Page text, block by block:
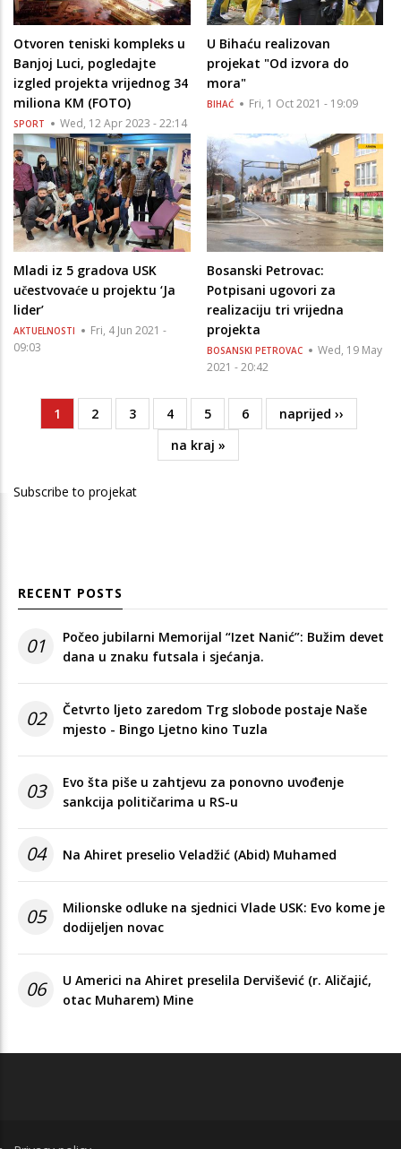
Otvoren teniski kompleks u
Banjoj Luci, pogledajte
izgled projekta vrijednog 34
miliona KM (FOTO)
SPORT Wed, 12 Apr 2023 - 22:14
U Bihaću realizovan
projekat "Od izvora do
mora"
BIHAĆ Fri, 1 Oct 2021 - 19:09
Mladi iz 5 gradova USK
učestvovaće u projektu ‘Ja
lider’
AKTUELNOSTI
Fri, 4 Jun 2021 -
09:03
Bosanski Petrovac:
Potpisani ugovori za
realizaciju tri vrijedna
projekta
BOSANSKI PETROVAC
Wed, 19 May
2021 - 20:42
Pagination
Current
page
1 Page
2 Page
3 Page
4 Page
5 Page
6
Next
page
naprijed ››
Last
page
na kraj »
Subscribe to projekat
RECENT POSTS
01
Počeo jubilarni Memorijal “Izet Nanić”: Bužim devet
dana u znaku futsala i sjećanja.
02
Četvrto ljeto zaredom Trg slobode postaje Naše
mjesto - Bingo Ljetno kino Tuzla
03
Evo šta piše u zahtjevu za ponovno uvođenje
sankcija političarima u RS-u
04 Na Ahiret preselio Veladžić (Abid) Muhamed
05
Milionske odluke na sjednici Vlade USK: Evo kome je
dodijeljen novac
06
U Americi na Ahiret preselila Dervišević (r. Aličajić,
otac Muharem) Mine